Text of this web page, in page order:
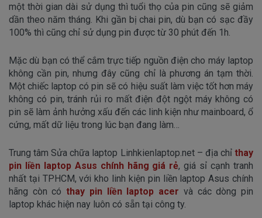
một thời gian dài sử dụng thì tuổi thọ của pin cũng sẽ giảm
dần theo năm tháng. Khi gần bị chai pin, dù bạn có sạc đầy
100% thì cũng chỉ sử dụng pin được từ 30 phút đến 1h.
Mặc dù bạn có thể cắm trực tiếp nguồn điện cho máy laptop
không cần pin, nhưng đây cũng chỉ là phương án tạm thời.
Một chiếc laptop có pin sẽ có hiệu suất làm việc tốt hơn máy
không có pin, tránh rủi ro mất điện đột ngột máy không có
pin sẽ làm ảnh hưởng xấu đến các linh kiện như mainboard, ổ
cứng, mất dữ liệu trong lúc bạn đang làm…
Trung tâm Sửa chữa laptop Linhkienlaptop.net – địa chỉ thay
pin liền laptop Asus chính hãng giá rẻ, giá sỉ cạnh tranh
nhất tại TPHCM, với kho linh kiện pin liền laptop Asus chính
hãng còn cóthay pin liền laptop acer và các dòng pin
laptop khác hiện nay luôn có sẵn tại công ty.